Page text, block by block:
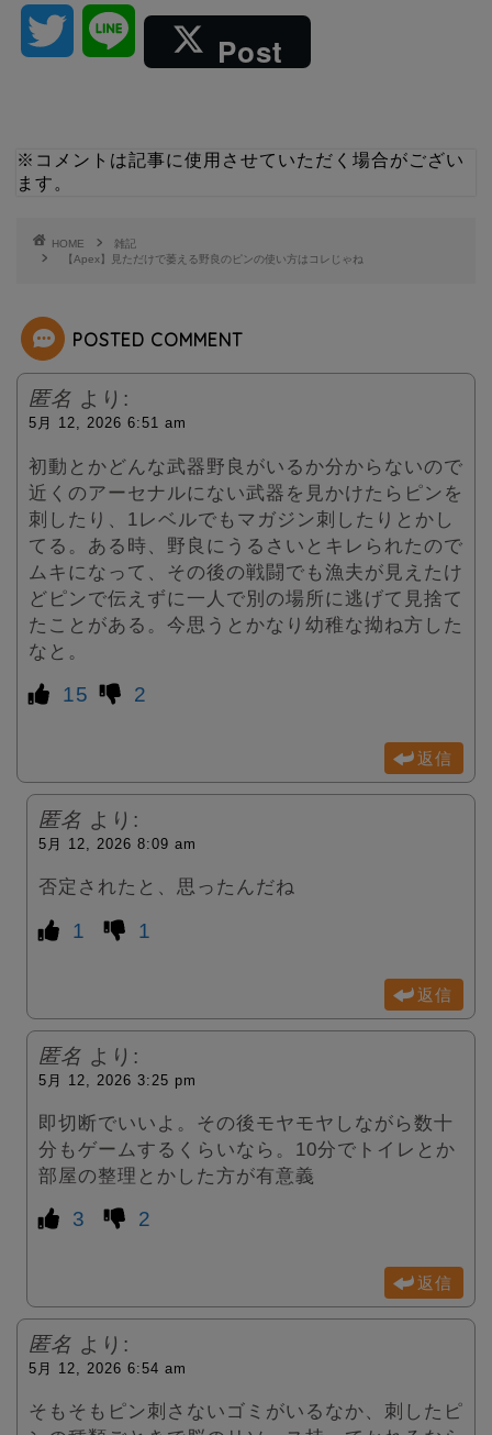
t
r
Post
※コメントは記事に使用させていただく場合がござい
ます。
HOME
雑記
【Apex】見ただけで萎える野良のピンの使い方はコレじゃね
POSTED COMMENT
匿名 より:
5月 12, 2026 6:51 am
初動とかどんな武器野良がいるか分からないので
近くのアーセナルにない武器を見かけたらピンを
刺したり、1レベルでもマガジン刺したりとかし
てる。ある時、野良にうるさいとキレられたので
ムキになって、その後の戦闘でも漁夫が見えたけ
どピンで伝えずに一人で別の場所に逃げて見捨て
たことがある。今思うとかなり幼稚な拗ね方した
なと。
15 2
返信
匿名 より:
5月 12, 2026 8:09 am
否定されたと、思ったんだね
1 1
返信
匿名 より:
5月 12, 2026 3:25 pm
即切断でいいよ。その後モヤモヤしながら数十
分もゲームするくらいなら。10分でトイレとか
部屋の整理とかした方が有意義
3 2
返信
匿名 より:
5月 12, 2026 6:54 am
そもそもピン刺さないゴミがいるなか、刺したピ